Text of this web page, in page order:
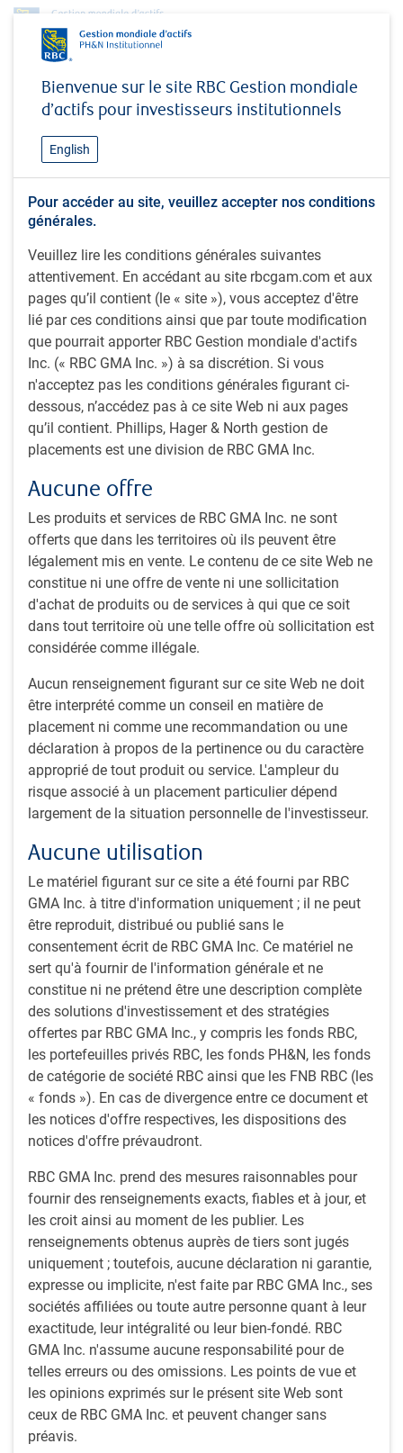
Bienvenue sur le site RBC Gestion mondiale
d’actifs pour investisseurs institutionnels
English
Pour accéder au site, veuillez accepter nos conditions
générales.
Veuillez lire les conditions générales suivantes
attentivement. En accédant au site rbcgam.com et aux
pages qu’il contient (le « site »), vous acceptez d'être
lié par ces conditions ainsi que par toute modification
que pourrait apporter RBC Gestion mondiale d'actifs
Inc. (« RBC GMA Inc. ») à sa discrétion. Si vous
n'acceptez pas les conditions générales figurant ci-
dessous, n’accédez pas à ce site Web ni aux pages
qu’il contient. Phillips, Hager & North gestion de
placements est une division de RBC GMA Inc.
Aucune offre
Les produits et services de RBC GMA Inc. ne sont
offerts que dans les territoires où ils peuvent être
légalement mis en vente. Le contenu de ce site Web ne
constitue ni une offre de vente ni une sollicitation
d'achat de produits ou de services à qui que ce soit
dans tout territoire où une telle offre où sollicitation est
considérée comme illégale.
Aucun renseignement figurant sur ce site Web ne doit
être interprété comme un conseil en matière de
placement ni comme une recommandation ou une
déclaration à propos de la pertinence ou du caractère
approprié de tout produit ou service. L'ampleur du
risque associé à un placement particulier dépend
largement de la situation personnelle de l'investisseur.
Aucune utilisation
Le matériel figurant sur ce site a été fourni par RBC
GMA Inc. à titre d'information uniquement ; il ne peut
être reproduit, distribué ou publié sans le
consentement écrit de RBC GMA Inc. Ce matériel ne
sert qu'à fournir de l'information générale et ne
constitue ni ne prétend être une description complète
des solutions d'investissement et des stratégies
offertes par RBC GMA Inc., y compris les fonds RBC,
les portefeuilles privés RBC, les fonds PH&N, les fonds
de catégorie de société RBC ainsi que les FNB RBC (les
« fonds »). En cas de divergence entre ce document et
les notices d'offre respectives, les dispositions des
notices d'offre prévaudront.
RBC GMA Inc. prend des mesures raisonnables pour
fournir des renseignements exacts, fiables et à jour, et
les croit ainsi au moment de les publier. Les
renseignements obtenus auprès de tiers sont jugés
uniquement ; toutefois, aucune déclaration ni garantie,
expresse ou implicite, n'est faite par RBC GMA Inc., ses
sociétés affiliées ou toute autre personne quant à leur
exactitude, leur intégralité ou leur bien-fondé. RBC
GMA Inc. n'assume aucune responsabilité pour de
telles erreurs ou des omissions. Les points de vue et
les opinions exprimés sur le présent site Web sont
ceux de RBC GMA Inc. et peuvent changer sans
préavis.
Aperçu du marché 2026 – Perspectives macroéconomiques
Aperçu du marché 2026 –
Perspectives
macroéconomiques
PERSPECTIVES
3 minutes pour lire
ParMark Dowding
22 décembre 2025
Mark Dowding, chef des placements, BlueBay, Titres à
revenu fixe BlueBay, RBC Global Asset Management (UK)
Limited, présente un résumé du marché en 2025 pour les
marchés des titres à revenu fixe et nous fait part de ses
réflexions pour 2026.
Les marchés des titres à revenu fixe américains ont
solidement progressé en 2025, les obligations du Trésor
s’étant fortement redressées grâce à la baisse des taux
d’intérêt tout au long de l’année. La croissance robuste
de l’économie américaine a favorisé le rendement
supérieur des titres de créance de sociétés, entraînant
un resserrement des écarts tant pour les titres de
catégorie investissement que pour les obligations à
Les marchés européens ont éprouvé des difficultés, car
les projets d’expansion budgétaire en Allemagne ont
fait grimper les taux des obligations d’État allemandes,
ce qui a provoqué une accentuation des courbes de
rendement et miné les rendements indiciels. Les écarts
des obligations d’État françaises se sont détériorés
dans le contexte persistant des difficultés budgétaires
et de l’instabilité politique, bien que la fluctuation des
écarts soit restée contenue à l’approche des élections
de 2027.
Au Royaume-Uni, les obligations d’État à long terme ont
éprouvé des difficultés dans un contexte d’incertitude
entourant la crédibilité des politiques, même si les
baisses de taux de la Banque d’Angleterre ont contribué
à accentuer la courbe des taux.
En revanche, la vigueur de l’économie japonaise a incité
la Banque du Japon à relever les taux. Les politiques de
relance du nouveau premier ministre Sanae Takaichi
ont fait grimper les taux et accentué la courbe.
Rappelons que la politique et les politiques publiques
peuvent agir comme un puissant moteur dans les
marchés des titres à revenu fixe.
relativement stables malgré les politiques tarifaires de
Trump. L’absence de perturbations majeures causées
par les tensions commerciales a permis au dollar
américain de se maintenir à un niveau constant
pendant une bonne partie de 2025.
En 2026, l’économie américaine devrait poursuivre sur
sa lancée, considérant les milliards de dollars qui
devraient être investis dans l’IA, les baisses d’impôt et la
déréglementation, tout cela jumelé à une croissance
résiliente et une inflation en hausse.
Les marchés européens devraient rester moroses,
compte tenu de la conjoncture économique anémique
et des baisses de taux limitées.